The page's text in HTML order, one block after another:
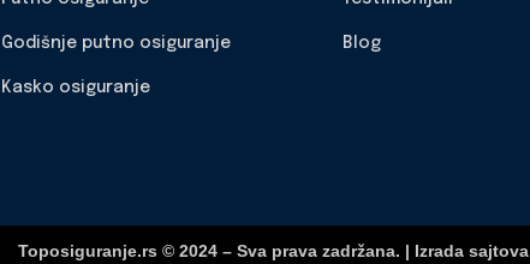
Godišnje putno osiguranje
Kasko osiguranje
Blog
Toposiguranje.rs © 2024 – Sva prava zadržana. | Izrada sajtova